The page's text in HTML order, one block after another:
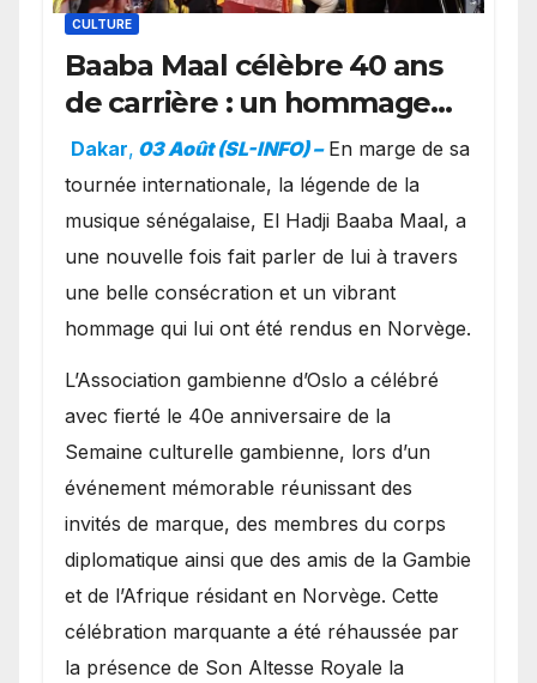
CULTURE
Baaba Maal célèbre 40 ans
de carrière : un hommage
exceptionnel à Oslo en
présence de la famille
royale.
Dakar, 03 Août (SL-INFO) – ​En marge de sa
tournée internationale, la légende de la
musique sénégalaise, El Hadji Baaba Maal, a
une nouvelle fois fait parler de lui à travers
une belle consécration et un vibrant
hommage qui lui ont été rendus en Norvège.
​L’Association gambienne d’Oslo a célébré
avec fierté le 40e anniversaire de la
Semaine culturelle gambienne, lors d’un
événement mémorable réunissant des
invités de marque, des membres du corps
diplomatique ainsi que des amis de la Gambie
et de l’Afrique résidant en Norvège. Cette
célébration marquante a été réhaussée par
la présence de Son Altesse Royale la